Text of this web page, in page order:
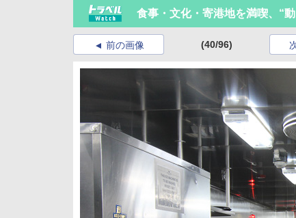
食事・文化・寄港地を満喫、“
前の画像 (40/96)